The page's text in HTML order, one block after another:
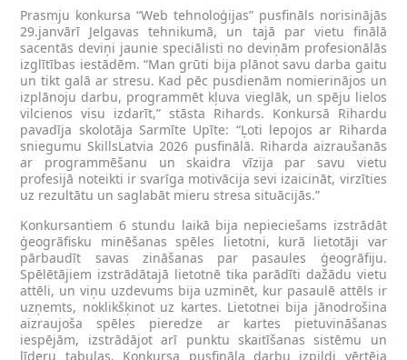
Prasmju konkursa “Web tehnoloģijas” pusfināls norisinājās
29.janvārī Jelgavas tehnikumā, un tajā par vietu finālā
sacentās deviņi jaunie speciālisti no deviņām profesionālās
izglītības iestādēm. “Man grūti bija plānot savu darba gaitu
un tikt galā ar stresu. Kad pēc pusdienām nomierinājos un
izplānoju darbu, programmēt kļuva vieglāk, un spēju lielos
vilcienos visu izdarīt,” stāsta Rihards. Konkursā Rihardu
pavadīja skolotāja Sarmīte Upīte: “Ļoti lepojos ar Riharda
sniegumu SkillsLatvia 2026 pusfinālā. Riharda aizraušanās
ar programmēšanu un skaidra vīzija par savu vietu
profesijā noteikti ir svarīga motivācija sevi izaicināt, virzīties
uz rezultātu un saglabāt mieru stresa situācijās.”
Konkursantiem 6 stundu laikā bija nepieciešams izstrādāt
ģeogrāfisku minēšanas spēles lietotni, kurā lietotāji var
pārbaudīt savas zināšanas par pasaules ģeogrāfiju.
Spēlētājiem izstrādātajā lietotnē tika parādīti dažādu vietu
attēli, un viņu uzdevums bija uzminēt, kur pasaulē attēls ir
uzņemts, noklikšķinot uz kartes. Lietotnei bija jānodrošina
aizraujoša spēles pieredze ar kartes pietuvināšanas
iespējām, izstrādājot arī punktu skaitīšanas sistēmu un
līderu tabulas. Konkursa pusfināla darbu izpildi vērtēja